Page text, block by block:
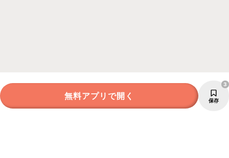
無料アプリで開く 保存
3